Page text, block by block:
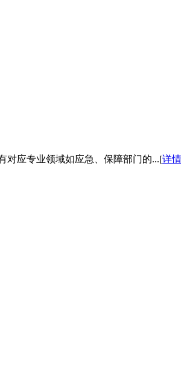
对应专业领域如应急、保障部门的...[详情